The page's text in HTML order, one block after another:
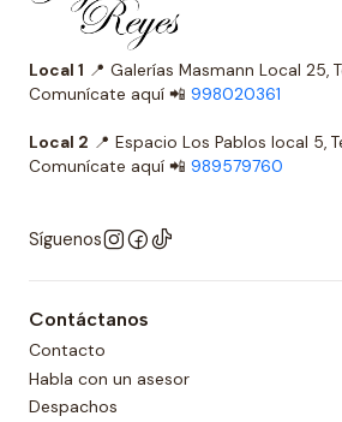
Local 1 📍 Galerías Masmann
Comunícate aquí 📲 998020361
Local 2 📍 Espacio Los Pablos
Comunícate aquí 📲 989579760
Síguenos
Contáctanos
Contacto
Habla con un asesor
Despachos